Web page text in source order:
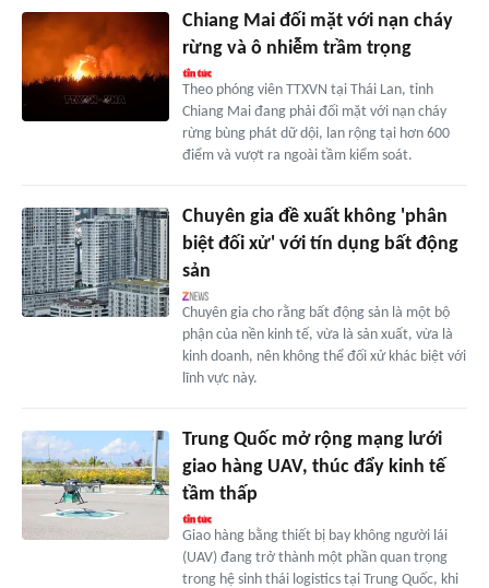
Chiang Mai đối mặt với nạn cháy
rừng và ô nhiễm trầm trọng
Theo phóng viên TTXVN tại Thái Lan, tỉnh
Chiang Mai đang phải đối mặt với nạn cháy
rừng bùng phát dữ dội, lan rộng tại hơn 600
điểm và vượt ra ngoài tầm kiểm soát.
Chuyên gia đề xuất không 'phân
biệt đối xử' với tín dụng bất động
sản
Chuyên gia cho rằng bất động sản là một bộ
phận của nền kinh tế, vừa là sản xuất, vừa là
kinh doanh, nên không thể đối xử khác biệt với
lĩnh vực này.
Trung Quốc mở rộng mạng lưới
giao hàng UAV, thúc đẩy kinh tế
tầm thấp
Giao hàng bằng thiết bị bay không người lái
(UAV) đang trở thành một phần quan trọng
trong hệ sinh thái logistics tại Trung Quốc, khi